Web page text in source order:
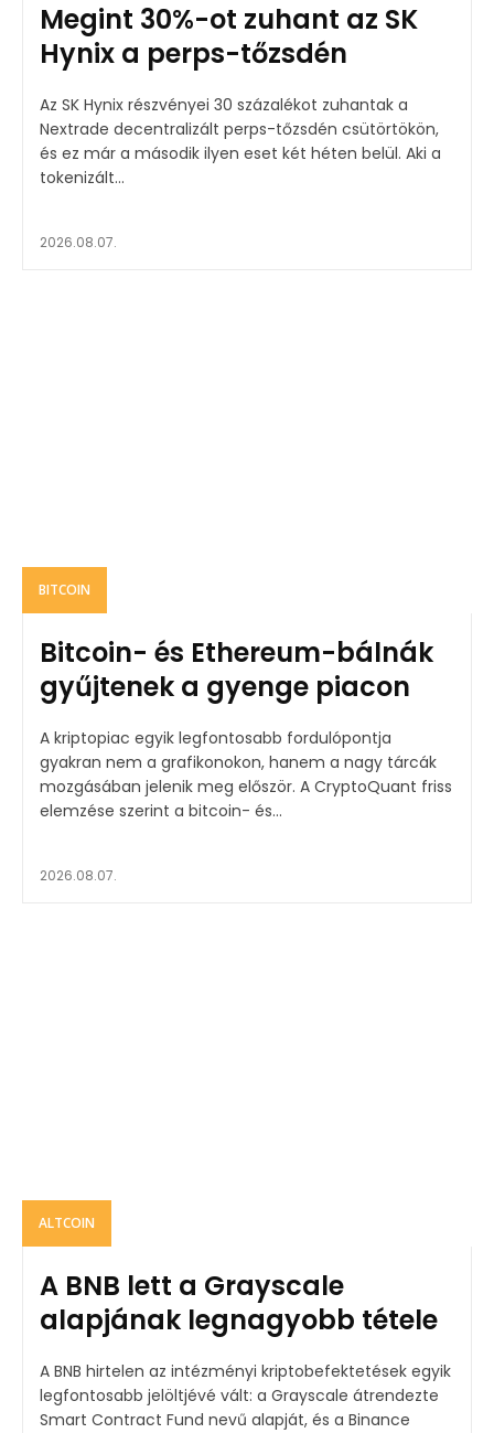
Megint 30%-ot zuhant az SK
Hynix a perps-tőzsdén
Az SK Hynix részvényei 30 százalékot zuhantak a
Nextrade decentralizált perps-tőzsdén csütörtökön,
és ez már a második ilyen eset két héten belül. Aki a
tokenizált...
2026.08.07.
BITCOIN
Bitcoin- és Ethereum-bálnák
gyűjtenek a gyenge piacon
A kriptopiac egyik legfontosabb fordulópontja
gyakran nem a grafikonokon, hanem a nagy tárcák
mozgásában jelenik meg először. A CryptoQuant friss
elemzése szerint a bitcoin- és...
2026.08.07.
ALTCOIN
A BNB lett a Grayscale
alapjának legnagyobb tétele
A BNB hirtelen az intézményi kriptobefektetések egyik
legfontosabb jelöltjévé vált: a Grayscale átrendezte
Smart Contract Fund nevű alapját, és a Binance